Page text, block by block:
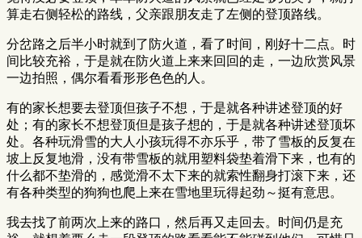
算走右侧轻松的路线，父亲跟朋友走了左侧的登顶路线。
分岔路之后半小时就到了防火道，看了时间，刚好十二点。时
间比较充裕，于是就在防火道上来来回回的走，一边欣赏风景
一边拍照，偶尔看看形形色色的人。
有的家长想要去登顶但孩子不想，于是就各种讲述登顶的好
处；有的家长不想登顶但是孩子想的，于是就各种讲述登顶坏
处。各种玩滑雪的大人小孩玩得不亦乐乎，带了雪板的反复在
坡上反复地滑，没有带雪板的就用塑料袋垫着滑下来，也有的
什么都不垫滑的，感觉滑不太下来的就索性翻身打滚下来，还
有各种类型的狗狗也爬上来在雪地里玩得起劲～挺有意思。
我去找了前两次上来的路口，然后再又走回去。时间仍是充